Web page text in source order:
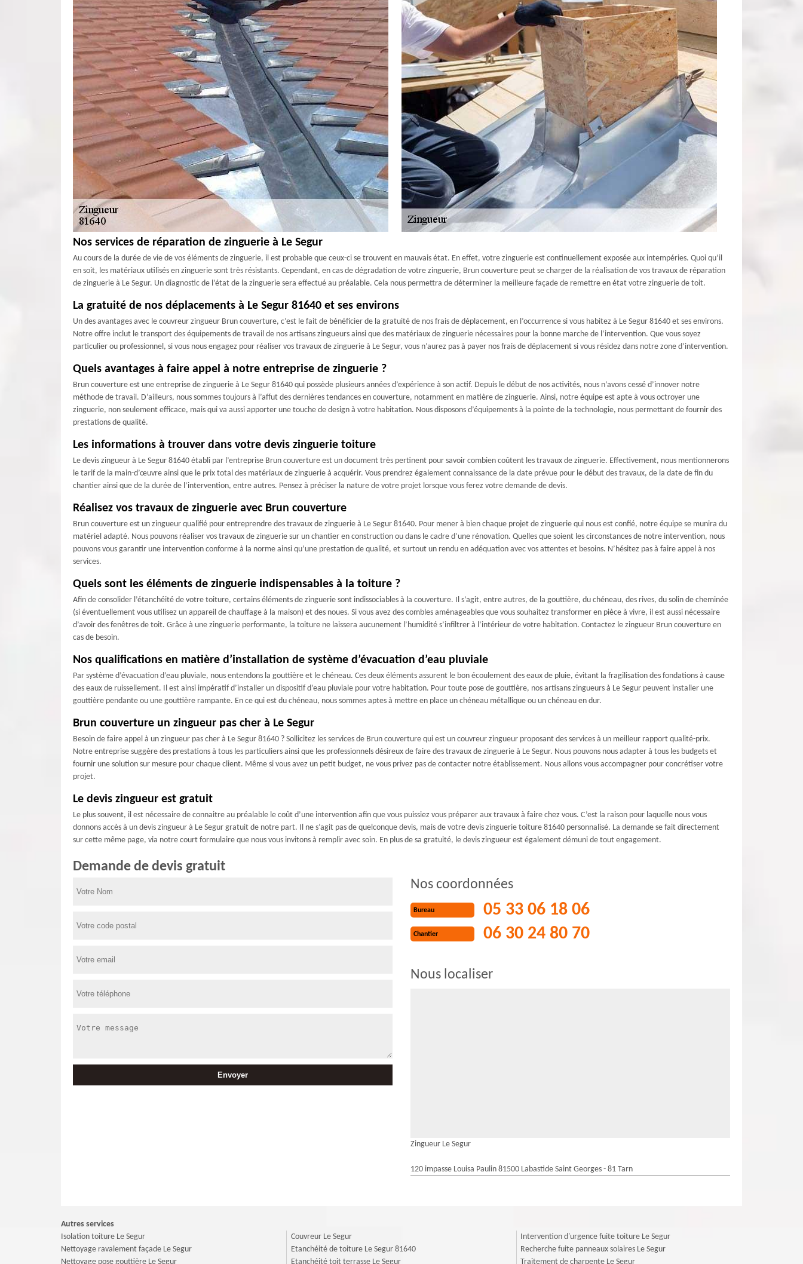
Nos services de réparation de zinguerie à Le Segur
Au cours de la durée de vie de vos éléments de zinguerie, il est probable que ceux-ci se trouvent en mauvais état. En effet, votre zinguerie est continuellement exposée aux intempéries. Quoi qu’il
en soit, les matériaux utilisés en zinguerie sont très résistants. Cependant, en cas de dégradation de votre zinguerie, Brun couverture peut se charger de la réalisation de vos travaux de réparation
de zinguerie à Le Segur. Un diagnostic de l’état de la zinguerie sera effectué au préalable. Cela nous permettra de déterminer la meilleure façade de remettre en état votre zinguerie de toit.
La gratuité de nos déplacements à Le Segur 81640 et ses environs
Un des avantages avec le couvreur zingueur Brun couverture, c’est le fait de bénéficier de la gratuité de nos frais de déplacement, en l’occurrence si vous habitez à Le Segur 81640 et ses environs.
Notre offre inclut le transport des équipements de travail de nos artisans zingueurs ainsi que des matériaux de zinguerie nécessaires pour la bonne marche de l’intervention. Que vous soyez
particulier ou professionnel, si vous nous engagez pour réaliser vos travaux de zinguerie à Le Segur, vous n’aurez pas à payer nos frais de déplacement si vous résidez dans notre zone d’intervention.
Quels avantages à faire appel à notre entreprise de zinguerie ?
Brun couverture est une entreprise de zinguerie à Le Segur 81640 qui possède plusieurs années d’expérience à son actif. Depuis le début de nos activités, nous n’avons cessé d’innover notre
méthode de travail. D’ailleurs, nous sommes toujours à l’affut des dernières tendances en couverture, notamment en matière de zinguerie. Ainsi, notre équipe est apte à vous octroyer une
zinguerie, non seulement efficace, mais qui va aussi apporter une touche de design à votre habitation. Nous disposons d’équipements à la pointe de la technologie, nous permettant de fournir des
prestations de qualité.
Les informations à trouver dans votre devis zinguerie toiture
Le devis zingueur à Le Segur 81640 établi par l’entreprise Brun couverture est un document très pertinent pour savoir combien coûtent les travaux de zinguerie. Effectivement, nous mentionnerons
le tarif de la main-d’œuvre ainsi que le prix total des matériaux de zinguerie à acquérir. Vous prendrez également connaissance de la date prévue pour le début des travaux, de la date de fin du
chantier ainsi que de la durée de l’intervention, entre autres. Pensez à préciser la nature de votre projet lorsque vous ferez votre demande de devis.
Réalisez vos travaux de zinguerie avec Brun couverture
Brun couverture est un zingueur qualifié pour entreprendre des travaux de zinguerie à Le Segur 81640. Pour mener à bien chaque projet de zinguerie qui nous est confié, notre équipe se munira du
matériel adapté. Nous pouvons réaliser vos travaux de zinguerie sur un chantier en construction ou dans le cadre d’une rénovation. Quelles que soient les circonstances de notre intervention, nous
pouvons vous garantir une intervention conforme à la norme ainsi qu’une prestation de qualité, et surtout un rendu en adéquation avec vos attentes et besoins. N’hésitez pas à faire appel à nos
services.
Quels sont les éléments de zinguerie indispensables à la toiture ?
Afin de consolider l’étanchéité de votre toiture, certains éléments de zinguerie sont indissociables à la couverture. Il s’agit, entre autres, de la gouttière, du chéneau, des rives, du solin de cheminée
(si éventuellement vous utilisez un appareil de chauffage à la maison) et des noues. Si vous avez des combles aménageables que vous souhaitez transformer en pièce à vivre, il est aussi nécessaire
d’avoir des fenêtres de toit. Grâce à une zinguerie performante, la toiture ne laissera aucunement l’humidité s’infiltrer à l’intérieur de votre habitation. Contactez le zingueur Brun couverture en
cas de besoin.
Nos qualifications en matière d’installation de système d’évacuation d’eau pluviale
Par système d’évacuation d’eau pluviale, nous entendons la gouttière et le chéneau. Ces deux éléments assurent le bon écoulement des eaux de pluie, évitant la fragilisation des fondations à cause
des eaux de ruissellement. Il est ainsi impératif d’installer un dispositif d’eau pluviale pour votre habitation. Pour toute pose de gouttière, nos artisans zingueurs à Le Segur peuvent installer une
gouttière pendante ou une gouttière rampante. En ce qui est du chéneau, nous sommes aptes à mettre en place un chéneau métallique ou un chéneau en dur.
Brun couverture un zingueur pas cher à Le Segur
Besoin de faire appel à un zingueur pas cher à Le Segur 81640 ? Sollicitez les services de Brun couverture qui est un couvreur zingueur proposant des services à un meilleur rapport qualité-prix.
Notre entreprise suggère des prestations à tous les particuliers ainsi que les professionnels désireux de faire des travaux de zinguerie à Le Segur. Nous pouvons nous adapter à tous les budgets et
fournir une solution sur mesure pour chaque client. Même si vous avez un petit budget, ne vous privez pas de contacter notre établissement. Nous allons vous accompagner pour concrétiser votre
projet.
Le devis zingueur est gratuit
Le plus souvent, il est nécessaire de connaitre au préalable le coût d’une intervention afin que vous puissiez vous préparer aux travaux à faire chez vous. C’est la raison pour laquelle nous vous
donnons accès à un devis zingueur à Le Segur gratuit de notre part. Il ne s’agit pas de quelconque devis, mais de votre devis zinguerie toiture 81640 personnalisé. La demande se fait directement
sur cette même page, via notre court formulaire que nous vous invitons à remplir avec soin. En plus de sa gratuité, le devis zingueur est également démuni de tout engagement.
Demande de devis gratuit
Nos coordonnées
Bureau 05 33 06 18 06
Chantier 06 30 24 80 70
Nous localiser
Zingueur Le Segur
120 impasse Louisa Paulin 81500 Labastide Saint Georges - 81 Tarn
Autres services
Isolation toiture Le Segur
Nettoyage ravalement façade Le Segur
Nettoyage pose gouttière Le Segur
Couvreur Le Segur
Etanchéité de toiture Le Segur 81640
Etanchéité toit terrasse Le Segur
Intervention d'urgence fuite toiture Le Segur
Recherche fuite panneaux solaires Le Segur
Traitement de charpente Le Segur